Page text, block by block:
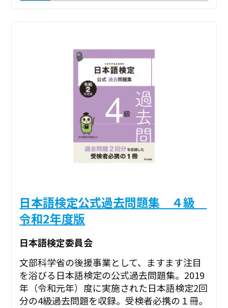
日本語検定公式過去問題集 ４級
令和2年度版
日本語検定委員会
文部科学省の後援事業として、ますます注目
を浴びる日本語検定の公式過去問題集。2019
年（令和元年）度に実施された日本語検定2回
分の4級過去問題を収録。受検者必携の１冊。